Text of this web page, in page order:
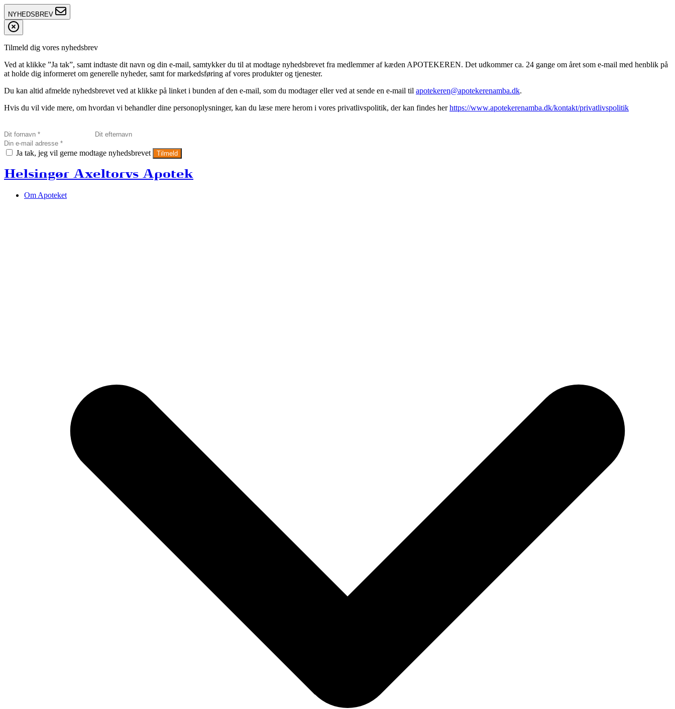
NYHEDSBREV
Tilmeld dig vores nyhedsbrev
Ved at klikke ”Ja tak”, samt indtaste dit navn og din e-mail, samtykker du til at modtage nyhedsbrevet fra medlemmer af kæden APOTEKEREN. Det udkommer ca. 24 gange om året som e-mail med henblik på
at holde dig informeret om generelle nyheder, samt for markedsføring af vores produkter og tjenester.
Du kan altid afmelde nyhedsbrevet ved at klikke på linket i bunden af den e-mail, som du modtager eller ved at sende en e-mail til apotekeren@apotekerenamba.dk.
Hvis du vil vide mere, om hvordan vi behandler dine personoplysninger, kan du læse mere herom i vores privatlivspolitik, der kan findes herhttps://www.apotekerenamba.dk/kontakt/privatlivspolitik
Ja tak, jeg vil gerne modtage nyhedsbrevet Tilmeld
Helsingør Axeltorvs Apotek
Om Apoteket